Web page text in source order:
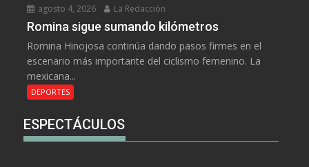
agosto 4, 2026 La Redacción
Romina sigue sumando kilómetros
Romina Hinojosa continúa dando pasos firmes en el
escenario más importante del ciclismo femenino. La
mexicana...
DEPORTES
ESPECTÁCULOS